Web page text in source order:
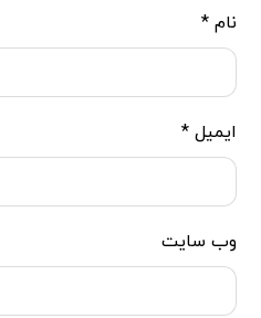
نام*
ایمیل*
وب‌ سایت